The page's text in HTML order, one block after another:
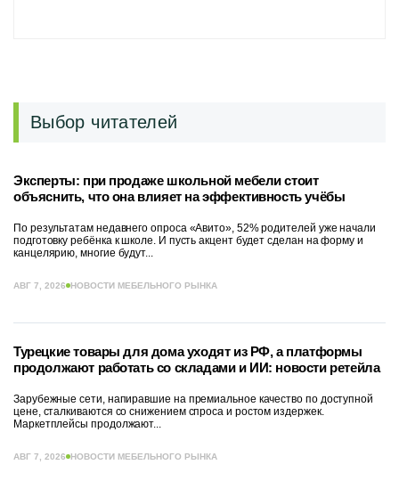
Выбор читателей
Эксперты: при продаже школьной мебели стоит
объяснить, что она влияет на эффективность учёбы
По результатам недавнего опроса «Авито», 52% родителей уже начали
подготовку ребёнка к школе. И пусть акцент будет сделан на форму и
канцелярию, многие будут...
АВГ 7, 2026 НОВОСТИ МЕБЕЛЬНОГО РЫНКА
Турецкие товары для дома уходят из РФ, а платформы
продолжают работать со складами и ИИ: новости ретейла
Зарубежные сети, напиравшие на премиальное качество по доступной
цене, сталкиваются со снижением спроса и ростом издержек.
Маркетплейсы продолжают...
АВГ 7, 2026 НОВОСТИ МЕБЕЛЬНОГО РЫНКА